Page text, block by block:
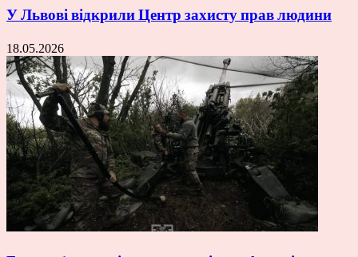
У Львові відкрили Центр захисту прав людини
18.05.2026